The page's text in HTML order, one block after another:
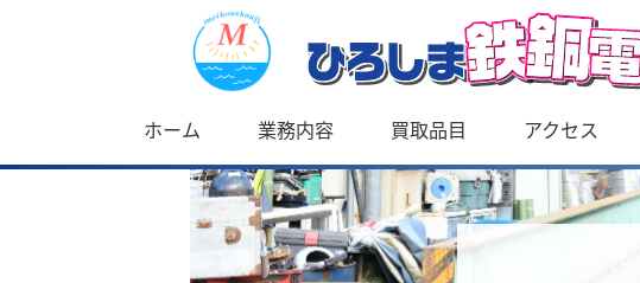
ホーム 業務内容 買取品目 アクセス